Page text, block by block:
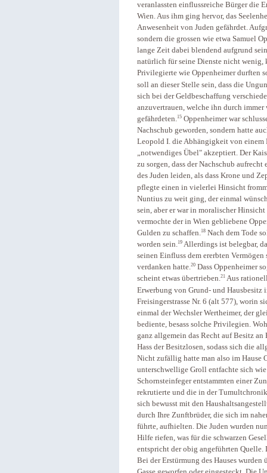
veranlassten einflussreiche Bürger die
Wien. Aus ihm ging hervor, das
Anwesenheit von Juden gefährdet.
sondern die grossen wie etwa Samuel
lange Zeit dabei blendend aufgrund
natürlich für seine Dienste nicht wenig,
Privilegierte wie Oppenheimer durften
soll an dieser Stelle sein, dass die
sich bei der Geldbeschaffung
anzuvertrauen, welche ihn durch
gefährdeten.15 Oppenheimer war
Nachschub geworden, sondern hatte
Leopold I. die Abhängigkeit von einem
„notwendiges Übel" akzeptiert. Der
zu sorgen, dass der Nachschub
des Juden leiden, als dass Krone und
pflegte einen in vielerlei Hinsicht
Nuntius zu weit ging, der einmal
sein, aber er war in moralischer
vermochte der in Wien gebliebene
Gulden zu schaffen. 18 Nach dem Tode
worden sein.19 Allerdings ist belegbar,
seinen Einfluss dem ererbten
verdanken hatte.20 Dass Oppenheimer
scheint etwas übertrieben.21 Aus
Erwerbung von Grund- und Hausbesitz
Freisingerstrasse Nr. 6 (alt 577), worin
einmal der Wechsler Wertheimer, der
bediente, besass solche Privilegien.
ganz allgemein das Recht auf Besitz
Hass der Besitzlosen, sodass sich die
Nicht zufällig hatte man also im Hause
unterschwellige Groll entfachte sich
Schornsteinfeger entstammten einer
rekrutierte und die in der
sich bewusst mit den
durch Ihre Zunftbrüder, die sich im
führte, aufhielten. Die Juden wurden
Hilfe riefen, was für die schwarzen
entspricht der obig angeführten
Bei der Erstürmung des Hauses wurden